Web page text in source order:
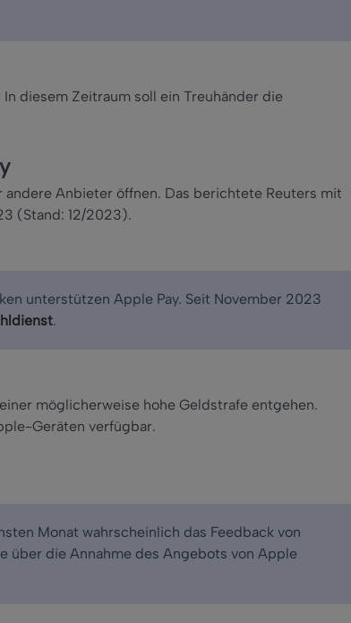
diesem Zeitraum soll ein Treuhänder die
Anbieter öffnen. Das berichtete Reuters mit
(Stand: 12/2023).
unterstützen Apple Pay. Seit November 2023
.
möglicherweise hohe Geldstrafe entgehen.
Geräten verfügbar.
Monat wahrscheinlich das Feedback von
über die Annahme des Angebots von Apple